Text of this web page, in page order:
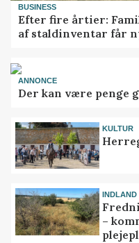
BUSINESS
Efter fire årtier:
af staldinventar får
ANNONCE
Der kan være penge
KULTUR
INDLAND
–